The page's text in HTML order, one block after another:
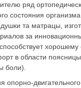
ряд
состояния
та матрацы,
за
в области
боли).
опорно-